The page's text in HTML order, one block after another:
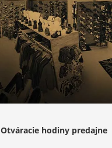
Otváracie hodiny predajne